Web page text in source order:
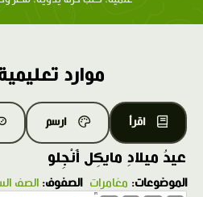
موارد
اقرأ ارسم
عيدُ ميلادِ مايكِل أَنْجِلو
الموضوعات: مغامرات الصفوف: الصف